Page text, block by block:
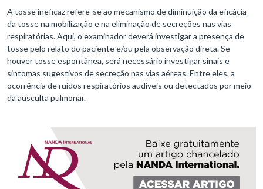
A tosse ineficaz refere-se ao mecanismo de diminuição da eficácia
da tosse na mobilização e na eliminação de secreções nas vias
respiratórias. Aqui, o examinador deverá investigar a presença de
tosse pelo relato do paciente e/ou pela observação direta. Se
houver tosse espontânea, será necessário investigar sinais e
sintomas sugestivos de secreção nas vias aéreas. Entre eles, a
ocorrência de ruídos respiratórios audíveis ou detectados por meio
da ausculta pulmonar.